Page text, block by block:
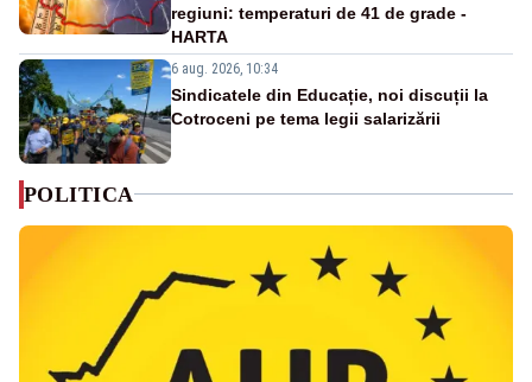
regiuni: temperaturi de 41 de grade -
HARTA
6 aug. 2026, 10:34
Sindicatele din Educație, noi discuții la
Cotroceni pe tema legii salarizării
POLITICA